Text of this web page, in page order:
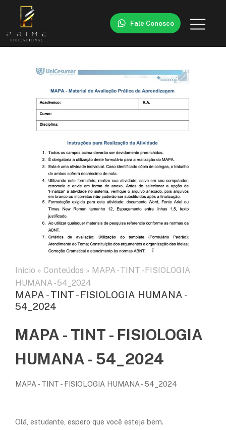
Fale Conosco
Início » Conteúdos » MAPA - TINT - FISIOLOGIA
HUMANA - 54_2024
MAPA - TINT - FISIOLOGIA HUMANA -
54_2024
MAPA - TINT - FISIOLOGIA
HUMANA - 54_2024
MAPA - TINT - FISIOLOGIA HUMANA - 54_2024
Olá, estudante, espero que você esteja bem.